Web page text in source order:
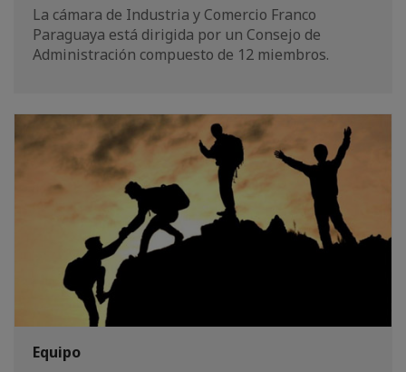
La cámara de Industria y Comercio Franco
Paraguaya está dirigida por un Consejo de
Administración compuesto de 12 miembros.
Equipo